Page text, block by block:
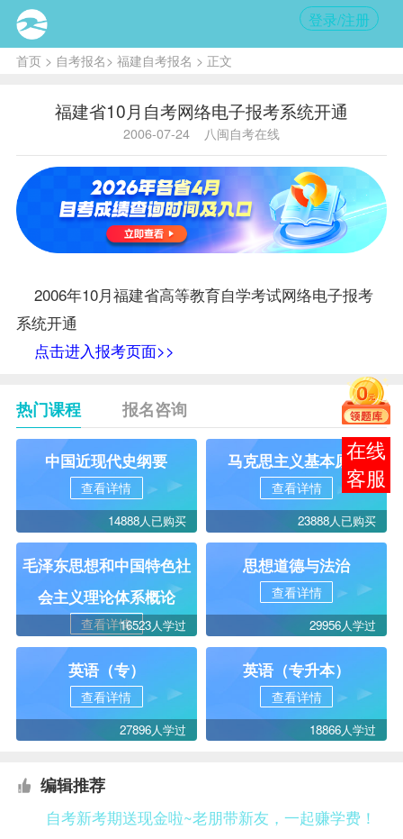
登录/注册
首页> 自考报名> 福建自考报名 > 正文
福建省10月自考网络电子报考系统开通
2006-07-24 八闽自考在线
2006年10月福建省高等教育自学考试网络电子报考
系统开通
点击进入报考页面>>
热门课程 报名咨询
中国近现代史纲要
查看详情
14888人已购买
马克思主义基本原理
查看详情
23888人已购买
毛泽东思想和中国特色社
会主义理论体系概论
查看详情16523人学过
思想道德与法治
查看详情
29956人学过
英语（专）
查看详情
27896人学过
英语（专升本）
查看详情
18866人学过
编辑推荐
自考新考期送现金啦~老朋带新友，一起赚学费！
在线
客服